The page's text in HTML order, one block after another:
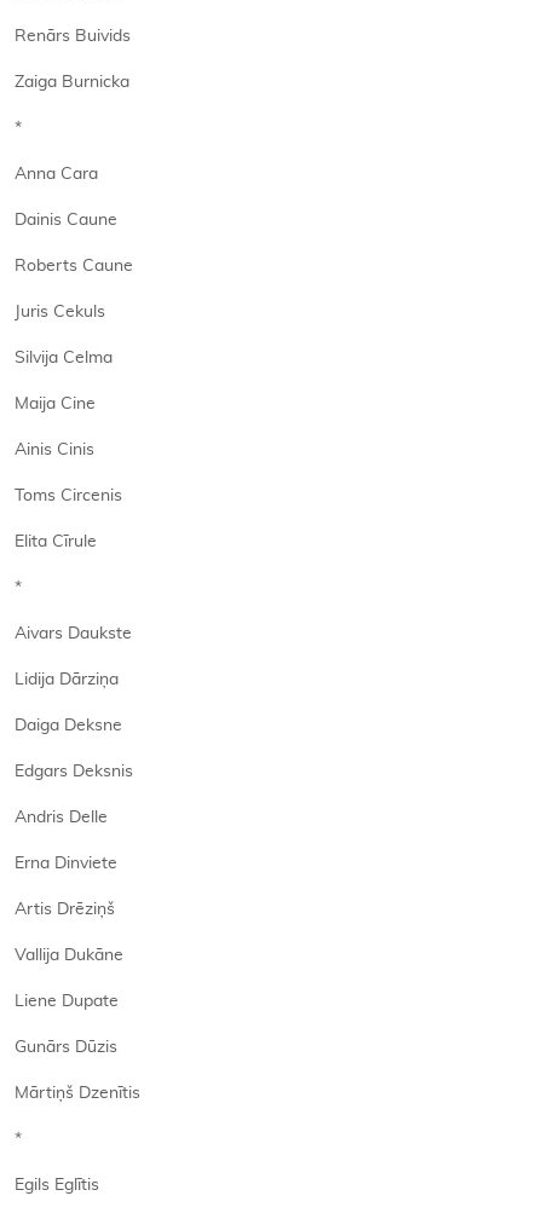
Renārs Buivids
Zaiga Burnicka
*
Anna Cara
Dainis Caune
Roberts Caune
Juris Cekuls
Silvija Celma
Maija Cine
Ainis Cinis
Toms Circenis
Elita Cīrule
*
Aivars Daukste
Lidija Dārziņa
Daiga Deksne
Edgars Deksnis
Andris Delle
Erna Dinviete
Artis Drēziņš
Vallija Dukāne
Liene Dupate
Gunārs Dūzis
Mārtiņš Dzenītis
*
Egils Eglītis